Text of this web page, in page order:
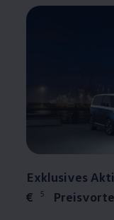
Exklusives
€
5